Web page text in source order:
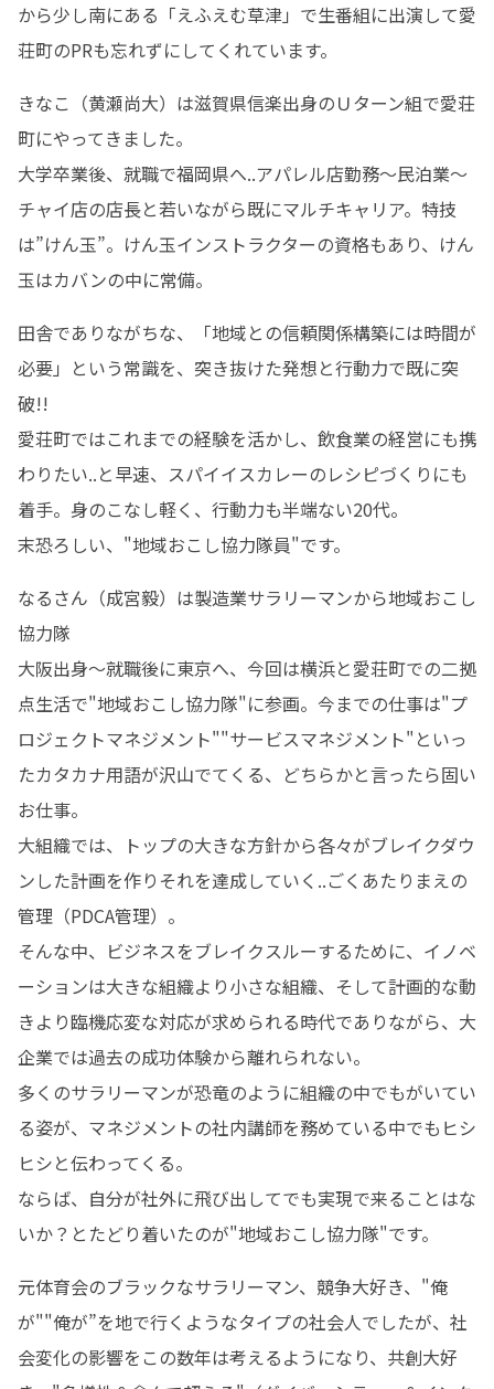
から少し南にある「えふえむ草津」で生番組に出演して愛
荘町のPRも忘れずにしてくれています。
きなこ（黄瀬尚大）は滋賀県信楽出身のＵターン組で愛荘
町にやってきました。
大学卒業後、就職で福岡県へ..アパレル店勤務～民泊業～
チャイ店の店長と若いながら既にマルチキャリア。特技
は”けん玉”。けん玉インストラクターの資格もあり、けん
玉はカバンの中に常備。
田舎でありながちな、「地域との信頼関係構築には時間が
必要」という常識を、突き抜けた発想と行動力で既に突
破!!
愛荘町ではこれまでの経験を活かし、飲食業の経営にも携
わりたい..と早速、スパイイスカレーのレシピづくりにも
着手。身のこなし軽く、行動力も半端ない20代。
末恐ろしい、"地域おこし協力隊員"です。
なるさん（成宮毅）は製造業サラリーマンから地域おこし
協力隊
大阪出身～就職後に東京へ、今回は横浜と愛荘町での二拠
点生活で"地域おこし協力隊"に参画。今までの仕事は"プ
ロジェクトマネジメント""サービスマネジメント"といっ
たカタカナ用語が沢山でてくる、どちらかと言ったら固い
お仕事。
大組織では、トップの大きな方針から各々がブレイクダウ
ンした計画を作りそれを達成していく..ごくあたりまえの
管理（PDCA管理）。
そんな中、ビジネスをブレイクスルーするために、イノベ
ーションは大きな組織より小さな組織、そして計画的な動
きより臨機応変な対応が求められる時代でありながら、大
企業では過去の成功体験から離れられない。
多くのサラリーマンが恐竜のように組織の中でもがいてい
る姿が、マネジメントの社内講師を務めている中でもヒシ
ヒシと伝わってくる。
ならば、自分が社外に飛び出してでも実現で来ることはな
いか？とたどり着いたのが"地域おこし協力隊"です。
元体育会のブラックなサラリーマン、競争大好き、"俺
が""俺が”を地で行くようなタイプの社会人でしたが、社
会変化の影響をこの数年は考えるようになり、共創大好